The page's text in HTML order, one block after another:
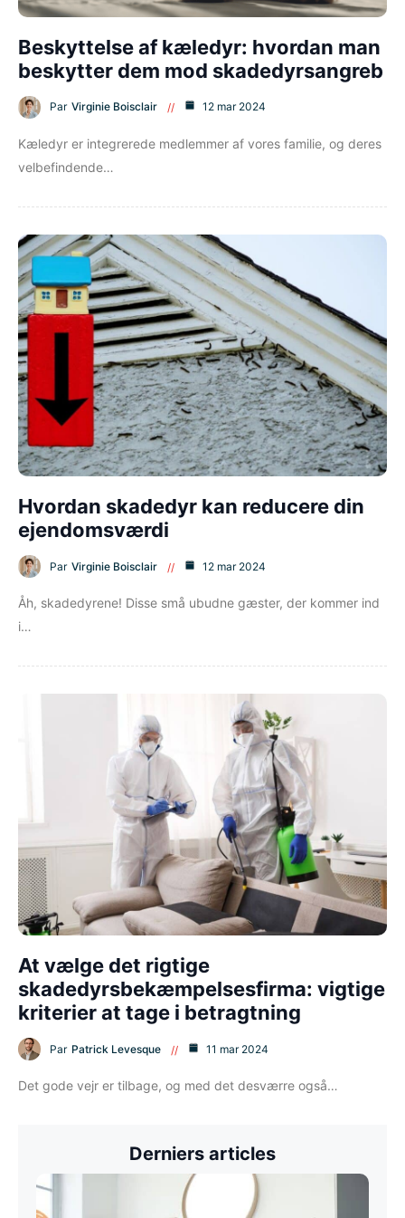
Beskyttelse af kæledyr: hvordan man
beskytter dem mod skadedyrsangreb
Par Virginie Boisclair 12 mar 2024
Kæledyr er integrerede medlemmer af vores familie, og deres
velbefindende…
Hvordan skadedyr kan reducere din
ejendomsværdi
Par Virginie Boisclair 12 mar 2024
Åh, skadedyrene! Disse små ubudne gæster, der kommer ind
i…
At vælge det rigtige
skadedyrsbekæmpelsesfirma: vigtige
kriterier at tage i betragtning
Par Patrick Levesque 11 mar 2024
Det gode vejr er tilbage, og med det desværre også…
Derniers articles